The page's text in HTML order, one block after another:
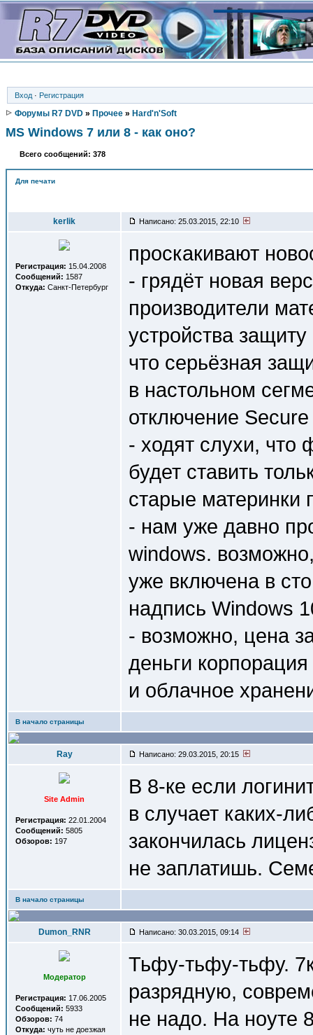
Вход · Регистрация
Форумы R7 DVD » Прочее » Hard'n'Soft
MS Windows 7 или 8 - как оно?
Всего сообщений: 378
Для печати
kerlik Написано: 25.03.2015, 22:10
Регистрация: 15.04.2008
Сообщений: 1587
Откуда: Санкт-Петербург
проскакивают
- грядёт новая
производители
устройства
что серьёзная
в настольном
отключение
- ходят слухи,
будет ставить
старые материнки
- нам уже давно
windows.
уже включена в
надпись Windows
- возможно, цена
деньги
и облачное
В начало страницы
Ray Написано: 29.03.2015, 20:15
Site Admin
Регистрация: 22.01.2004
Сообщений: 5805
Обзоров: 197
В 8-ке если
в случает каких-
закончилась
не заплатишь.
В начало страницы
Dumon_RNR Написано: 30.03.2015, 09:14
Модератор
Регистрация: 17.06.2005
Сообщений: 5933
Обзоров: 74
Откуда: чуть не доезжая
Тьфу-тьфу-тьфу.
разрядную,
не надо. На ноуте